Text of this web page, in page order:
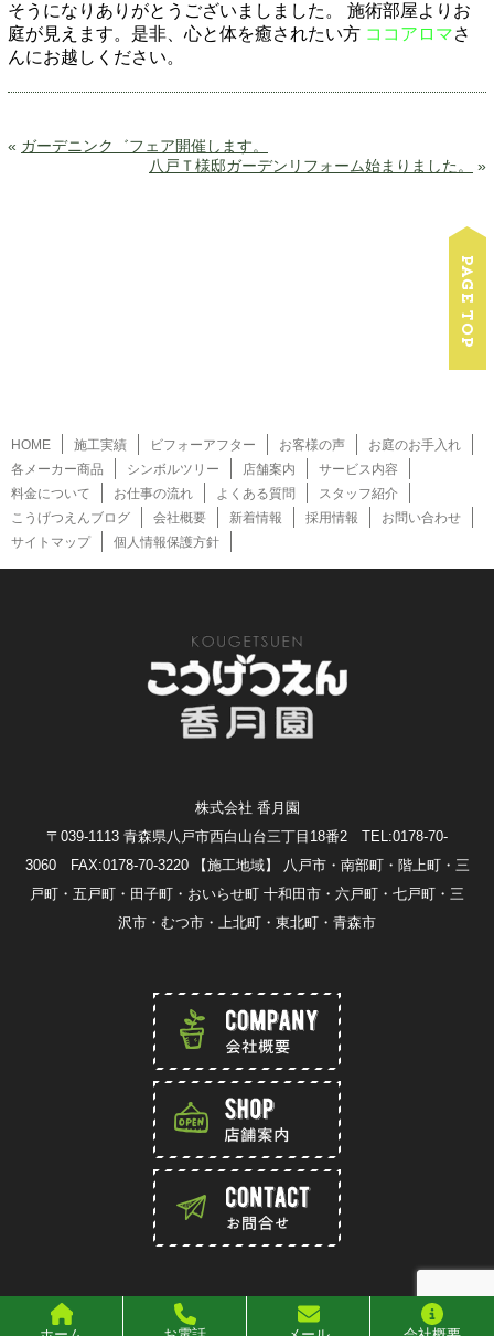
そうになりありがとうございましました。
施術部屋よりお
庭が見えます。是非、心と体を癒されたい方 ココアロマさ
んにお越しください。
« ガーデニンク゛フェア開催します。
八戸Ｔ様邸ガーデンリフォーム始まりました。
»
HOME 施工実績 ビフォーアフター お客様の声
お庭のお手入れ
各メーカー商品
シンボルツリー 店舗案内
サービス内容
料金について
お仕事の流れ よくある質問
スタッフ紹介
こうげつえんブログ
会社概要 新着情報 採用情報
お問い合わせ
サイトマップ
個人情報保護方針
株式会社 香月園
〒039-1113 青森県八戸市西白山台三丁目18番2 TEL:0178-70-
3060 FAX:0178-70-3220
【施工地域】 八戸市・南部町・階上町・三
戸町・五戸町・田子町・おいらせ町 十和田市・六戸町・七戸町・三
沢市・むつ市・上北町・東北町・青森市
Copylight 2016 香月園 All rights reserved